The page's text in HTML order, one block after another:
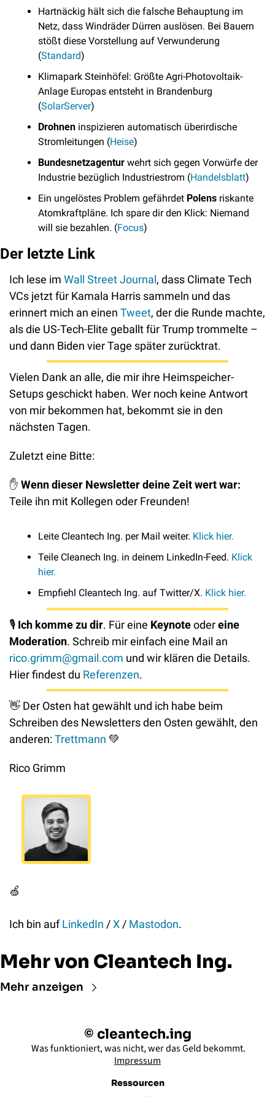
Hartnäckig hält sich die falsche Behauptung im
Netz, dass Windräder Dürren auslösen. Bei Bauern
stößt diese Vorstellung auf Verwunderung
(Standard)
Klimapark Steinhöfel: Größte Agri-Photovoltaik-
Anlage Europas entsteht in Brandenburg
(SolarServer)
Drohnen inspizieren automatisch überirdische
Stromleitungen (Heise)
Bundesnetzagentur wehrt sich gegen Vorwürfe der
Industrie bezüglich Industriestrom (Handelsblatt)
Ein ungelöstes Problem gefährdet Polens riskante
Atomkraftpläne. Ich spare dir den Klick: Niemand
will sie bezahlen. (Focus)
Der letzte Link
Ich lese im Wall Street Journal, dass Climate Tech
VCs jetzt für Kamala Harris sammeln und das
erinnert mich an einen Tweet, der die Runde machte,
als die US-Tech-Elite geballt für Trump trommelte –
und dann Biden vier Tage später zurücktrat.
Vielen Dank an alle, die mir ihre Heimspeicher-
Setups geschickt haben. Wer noch keine Antwort
von mir bekommen hat, bekommt sie in den
nächsten Tagen.
Zuletzt eine Bitte:
✋
Teile ihn mit Kollegen oder Freunden!
Leite Cleantech Ing. per Mail weiter. Klick hier.
Teile Cleanech Ing. in deinem LinkedIn-Feed. Klick
hier.
Empfiehl Cleantech Ing. auf Twitter/X. Klick hier.
🎙 Ich komme zu dir. Für eine Keynote oder eine
Moderation
rico.grimm@gmail.com und wir klären die Details.
Hier findest du Referenzen.
👋 Der Osten hat gewählt und ich habe beim
Schreiben des Newsletters den Osten gewählt, den
anderen: Trettmann 💚
Rico Grimm
🍏
Ich bin auf LinkedIn / X / Mastodon.
Mehr von Cleantech Ing.
Mehr anzeigen
© cleantech.ing
Was funktioniert, was nicht, wer das Geld bekommt.
Impressum
Ressourcen